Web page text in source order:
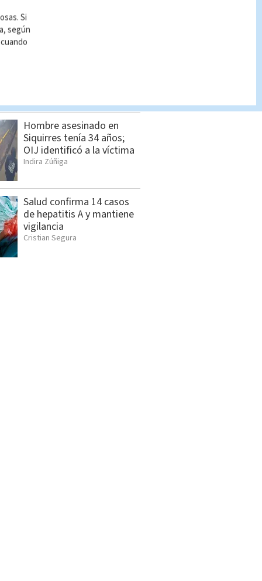
Allanamientos en Limón:
Hombre asesinado en
Siquirres tenía 34 años;
OIJ identificó a la víctima
Indira Zúñiga
Salud confirma 14 casos
de hepatitis A y mantiene
vigilancia
Cristian Segura
Si
según